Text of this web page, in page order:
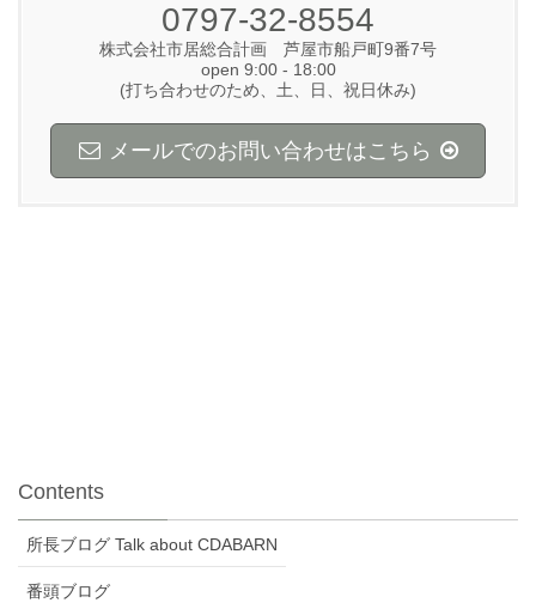
0797-32-8554
株式会社市居総合計画 芦屋市船戸町9番7号
open 9:00 - 18:00
(打ち合わせのため、土、日、祝日休み)
メールでのお問い合わせはこちら
Contents
所長ブログ Talk about CDABARN
番頭ブログ